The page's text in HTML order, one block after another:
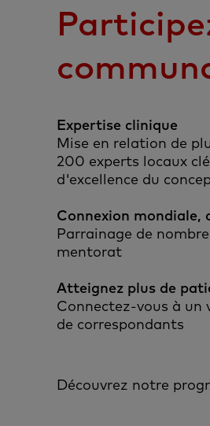
Expertise clinique
Mise en relation de
200 experts locaux
d'excellence du
Connexion mondiale,
Parrainage de
mentorat
Atteignez plus de
Connectez-vous à un
de correspondants
Découvrez notre